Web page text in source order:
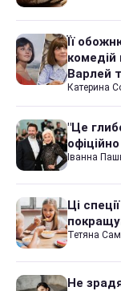
Її
комедій
Варлей
Катерина
"Це
Іванна
Ці
Тетяна
Не